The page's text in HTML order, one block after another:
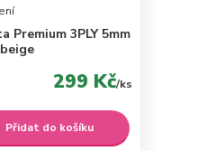
Premium 3PLY 5mm
299 Kč/ks
Přidat do košíku